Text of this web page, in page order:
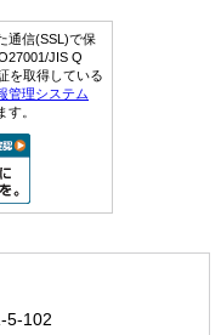
5-102